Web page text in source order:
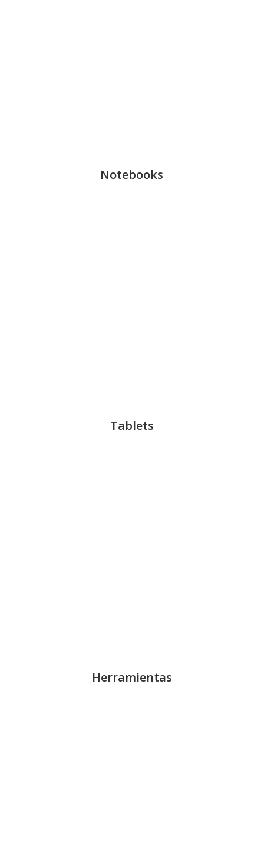
Notebooks
Tablets
Herramientas